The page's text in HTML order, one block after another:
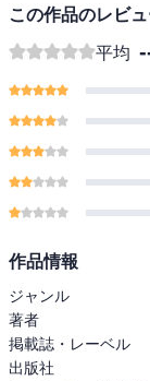
この作品のレビ
平均
作品情報
ジャンル
著者
掲載誌・レーベル
出版社